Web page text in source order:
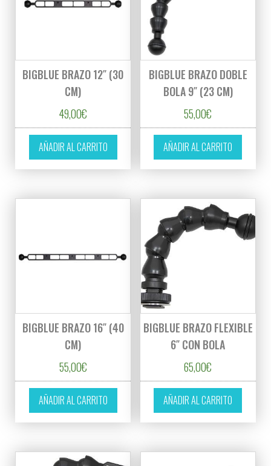
BIGBLUE BRAZO 12″ (30
CM)
49,00€
AÑADIR AL CARRITO
BIGBLUE BRAZO DOBLE
BOLA 9″ (23 CM)
55,00€
AÑADIR AL CARRITO
BIGBLUE BRAZO 16″ (40
CM)
55,00€
AÑADIR AL CARRITO
BIGBLUE BRAZO FLEXIBLE
6″ CON BOLA
65,00€
AÑADIR AL CARRITO